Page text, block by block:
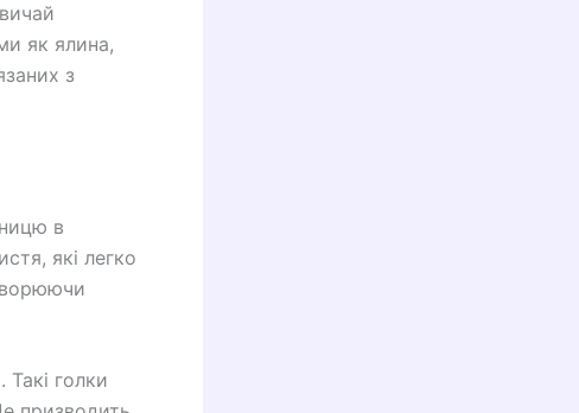
як ялина,
з
в
які легко
Такі голки